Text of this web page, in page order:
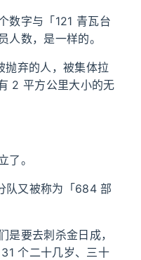
数字与「121 青瓦台
人数，是一样的。
弃的人，被集体拉
2 平方公里大小的无
了。
队又被称为「684 部
是要去刺杀金日成，
个二十几岁、三十